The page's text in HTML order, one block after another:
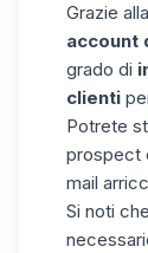
Grazie
account
grado di
clienti
Potrete
prospect
mail
Si noti